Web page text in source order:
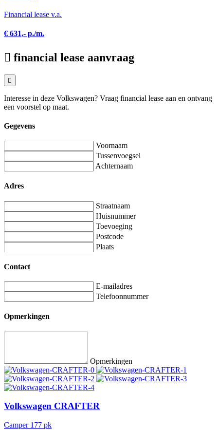
Financial lease v.a.
€ 631,- p./m.
financial lease aanvraag
Interesse in deze Volkswagen? Vraag financial lease aan en ontvang
een voorstel op maat.
Gegevens
Voornaam
Tussenvoegsel
Achternaam
Adres
Straatnaam
Huisnummer
Toevoeging
Postcode
Plaats
Contact
E-mailadres
Telefoonnummer
Opmerkingen
Opmerkingen
Volkswagen CRAFTER
Camper 177 pk